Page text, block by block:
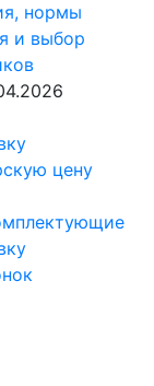
нормы
и выбор
цену